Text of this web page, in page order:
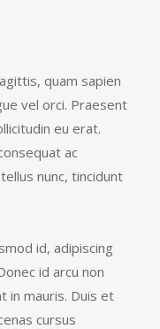
quam sapien
vel orci. Praesent
eu erat.
ac
nunc, tincidunt
id, adipiscing
id arcu non
in mauris. Duis et
cursus